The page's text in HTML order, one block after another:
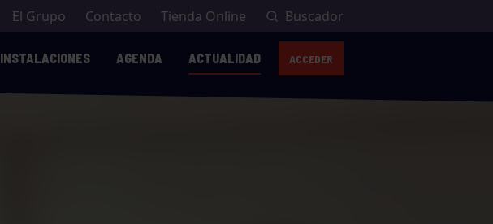
El Grupo Contacto Tienda Online Buscador
INSTALACIONES AGENDA ACTUALIDAD ACCEDER